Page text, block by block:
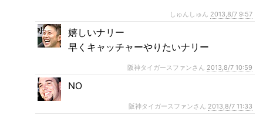
しゅんしゅん 2013,8/7 9:57
嬉しいナリー
早くキャッチャーやりたいナリー
阪神タイガースファンさん 2013,8/7 10:59
NO
阪神タイガースファンさん 2013,8/7 11:33